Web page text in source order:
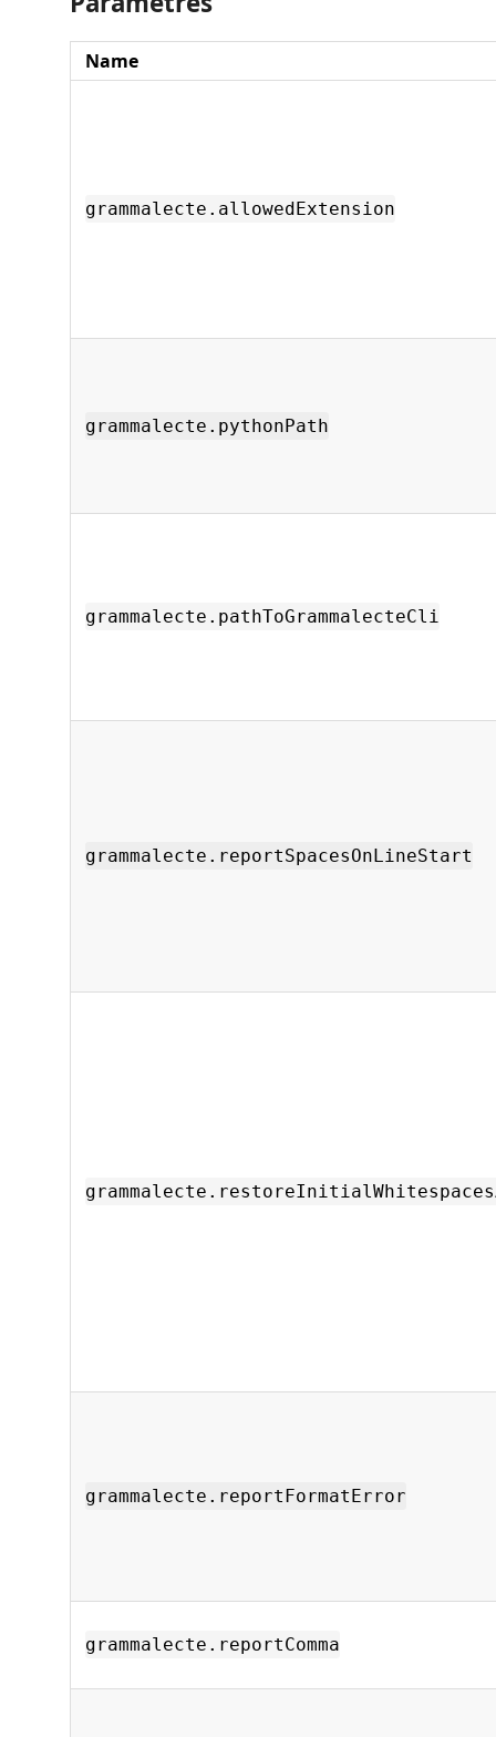
Name
grammalecte.allowedExtension
grammalecte.pythonPath
grammalecte.pathToGrammalecteCli
grammalecte.reportSpacesOnLineStart
grammalecte.reportFormatError
grammalecte.reportComma